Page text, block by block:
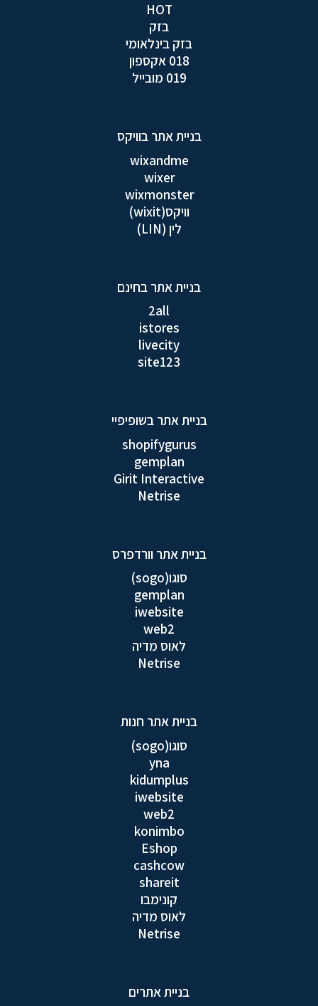
HOT
בזק
בזק בינלאומי
018 אקספון
019 מובייל
בניית אתר בוויקס
wixandme
wixer
wixmonster
וויקס(wixit)
לין (LIN)
בניית אתר בחינם
2all
istores
livecity
site123
בניית אתר בשופיפיי
shopifygurus
gemplan
Girit Interactive
Netrise
בניית אתר וורדפרס
סוגו(sogo)
gemplan
iwebsite
web2
לאוס מדיה
Netrise
בניית אתר חנות
סוגו(sogo)
yna
kidumplus
iwebsite
web2
konimbo
Eshop
cashcow
shareit
קונימבו
לאוס מדיה
Netrise
בניית אתרים